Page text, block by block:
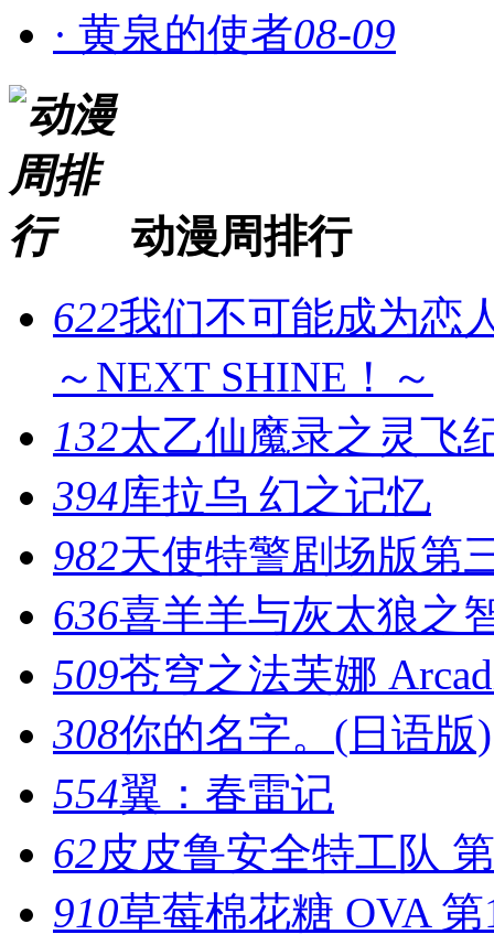
· 黄泉的使者08-09
动漫周排行
622我们不可能成为恋
～NEXT SHINE！～
132太乙仙魔录之灵飞
394库拉乌 幻之记忆
982天使特警剧场版第
636喜羊羊与灰太狼之
509苍穹之法芙娜
308你的名字。(日语版)
554翼：春雷记
62皮皮鲁安全特工队
910草莓棉花糖 OVA 第